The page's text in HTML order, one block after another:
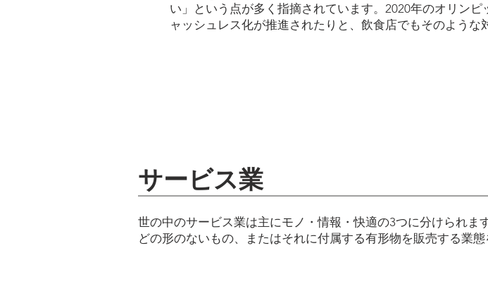
い」という点が多く指摘されています。2020年のオリン
ャッシュレス化が推進されたりと、飲食店でもそのような
サービス業
世の中のサービス業は主にモノ・情報・快適の3つに分けられ
どの形のないもの、またはそれに付属する有形物を販売する業態